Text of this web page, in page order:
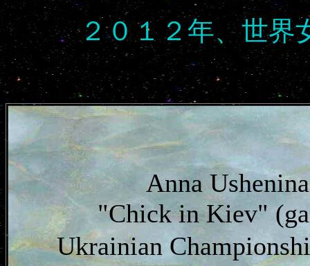
２０１２年、世界
Anna
"Chick in Kiev"
Ukrainian